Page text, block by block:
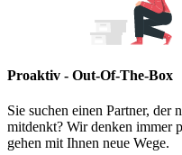
Proaktiv - Out-Of-The-Box
Sie suchen einen Partner, der
mitdenkt? Wir denken immer
gehen mit Ihnen neue Wege.